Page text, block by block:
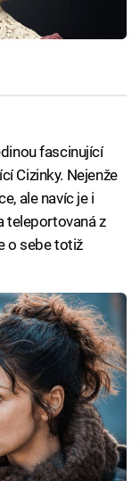
fascinující
Cizinky. Nejenže
ale navíc je i
teleportovaná z
o sebe totiž